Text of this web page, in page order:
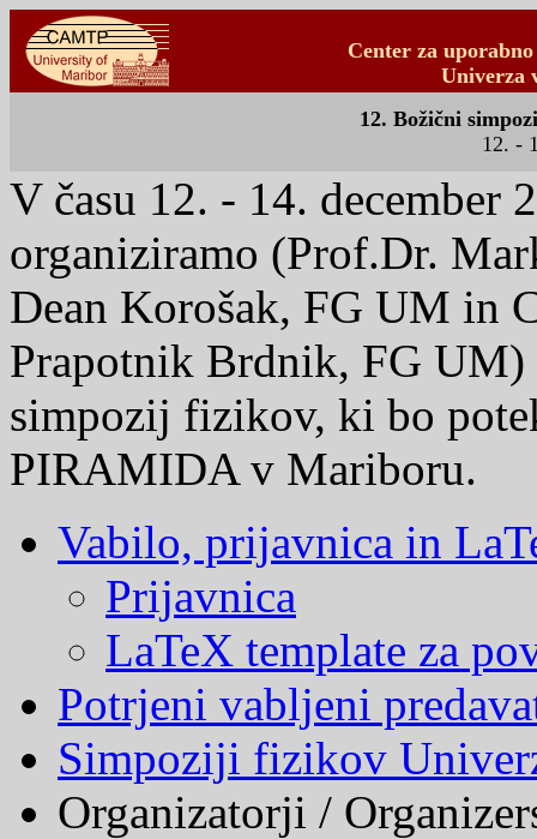
Center za
Univerza
12. Božični
12. -
V času 12. - 14. december
organiziramo (Prof.Dr.
Dean Korošak, FG UM in
Prapotnik Brdnik, FG
simpozij fizikov, ki bo
PIRAMIDA v Mariboru.
Vabilo, prijavnica in
Prijavnica
LaTeX template za
Potrjeni vabljeni
Simpoziji fizikov
Organizatorji /